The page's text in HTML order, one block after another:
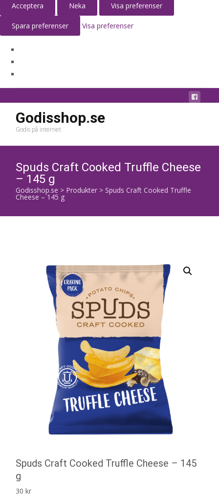
Acceptera Neka Visa preferenser
Spara preferenser Visa preferenser
Godisshop.se
Godis på internet
Spuds Craft Cooked Truffle Cheese
– 145 g
Godisshop.se > Produkter > Spuds Craft Cooked Truffle
Cheese – 145 g
Spuds Craft Cooked Truffle Cheese – 145
g
30 kr